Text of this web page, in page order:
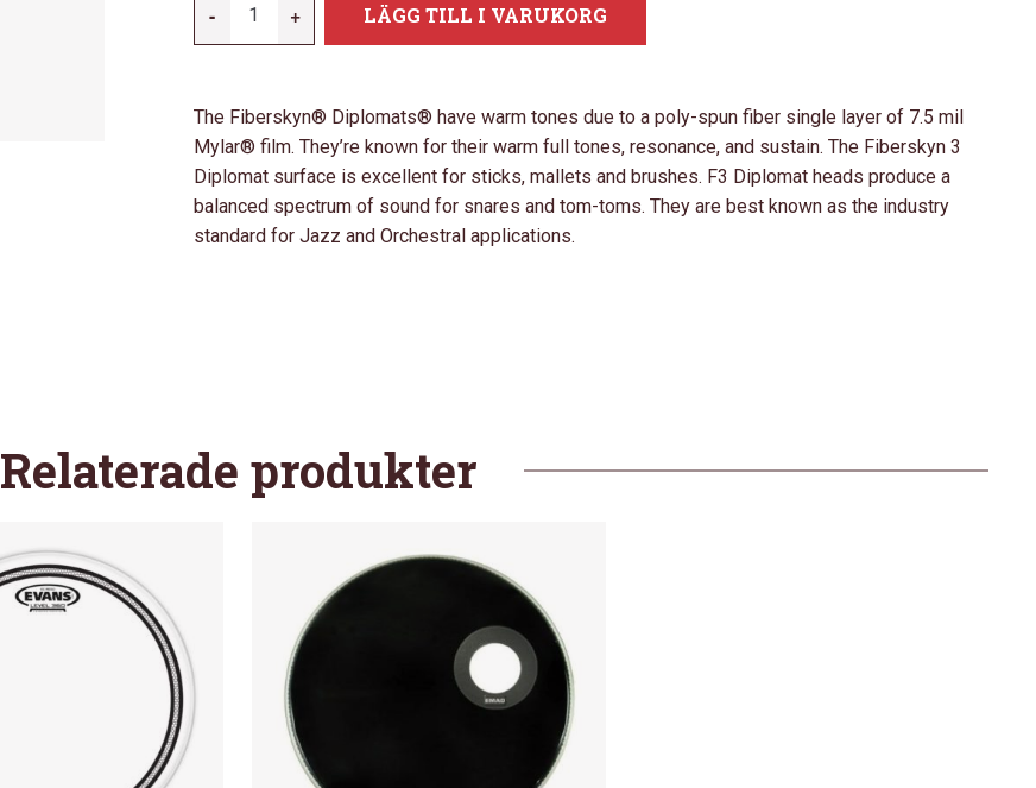
-
15"
MÄNGD
+ LÄGG TILL I VARUKORG
The Fiberskyn® Diplomats® have warm tones due to a poly-spun fiber single layer of 7.5 mil
Mylar® film. They’re known for their warm full tones, resonance, and sustain. The Fiberskyn 3
Diplomat surface is excellent for sticks, mallets and brushes. F3 Diplomat heads produce a
balanced spectrum of sound for snares and tom-toms. They are best known as the industry
standard for Jazz and Orchestral applications.
Relaterade produkter